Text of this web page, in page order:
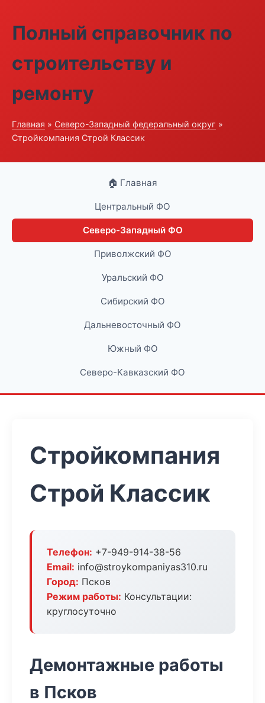
Полный справочник по
строительству и
ремонту
Главная » Северо-Западный федеральный округ »
Стройкомпания Строй Классик
🏠 Главная
Центральный ФО
Северо-Западный ФО
Приволжский ФО
Уральский ФО
Сибирский ФО
Дальневосточный ФО
Южный ФО
Северо-Кавказский ФО
Стройкомпания
Строй Классик
Телефон: +7-949-914-38-56
Email: info@stroykompaniyas310.ru
Город: Псков
Режим работы: Консультации:
круглосуточно
Демонтажные работы
в Псков